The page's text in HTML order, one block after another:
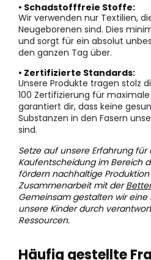
• Schadstofffreie Stoffe:
Wir verwenden nur Textilien,
Neugeborenen sind. Dies
und sorgt für ein absolut
den ganzen Tag über.
• Zertifizierte Standards:
Unsere Produkte tragen stolz
100 Zertifizierung für
garantiert dir, dass keine
Substanzen in den Fasern
sind.
Setze auf unsere Erfahrung für
Kaufentscheidung im Bereich
fördern nachhaltige
Zusammenarbeit mit der
Gemeinsam gestalten wir eine
unsere Kinder durch
Ressourcen.
Häufig gestellte